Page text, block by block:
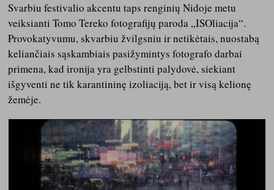
Svarbiu festivalio akcentu taps renginių Nidoje metu
veiksianti Tomo Tereko fotografijų paroda „ISOliacija“.
Provokatyvumu, skvarbiu žvilgsniu ir netikėtais, nuostabą
keliančiais sąskambiais pasižymintys fotografo darbai
primena, kad ironija yra gelbstinti palydovė, siekiant
išgyventi ne tik karantininę izoliaciją, bet ir visą kelionę
žemėje.